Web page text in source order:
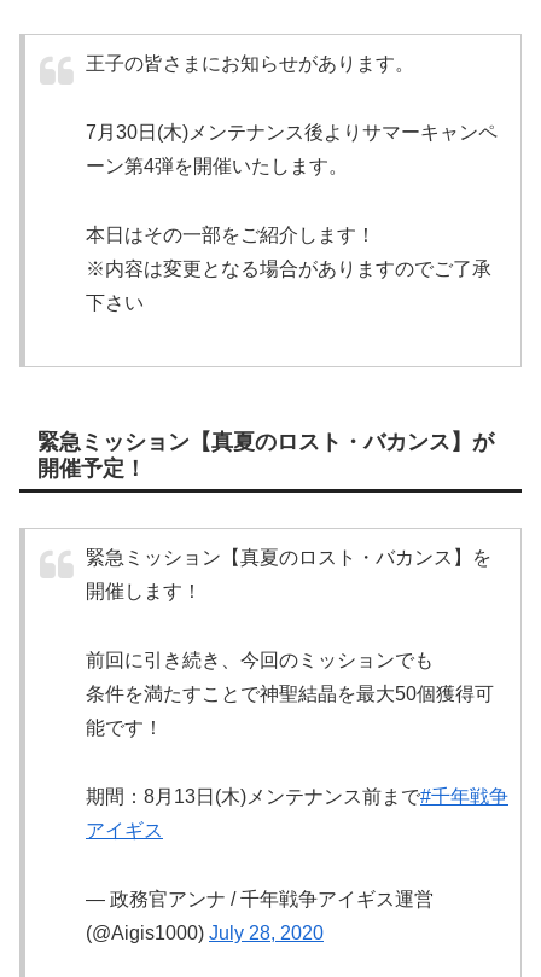
王子の皆さまにお知らせがあります。
7月30日(木)メンテナンス後よりサマーキャンペ
ーン第4弾を開催いたします。
本日はその一部をご紹介します！
※内容は変更となる場合がありますのでご了承
下さい
緊急ミッション【真夏のロスト・バカンス】が
開催予定！
緊急ミッション【真夏のロスト・バカンス】を
開催します！
前回に引き続き、今回のミッションでも
条件を満たすことで神聖結晶を最大50個獲得可
能です！
期間：8月13日(木)メンテナンス前まで#千年戦争
アイギス
— 政務官アンナ / 千年戦争アイギス運営
(@Aigis1000) July 28, 2020